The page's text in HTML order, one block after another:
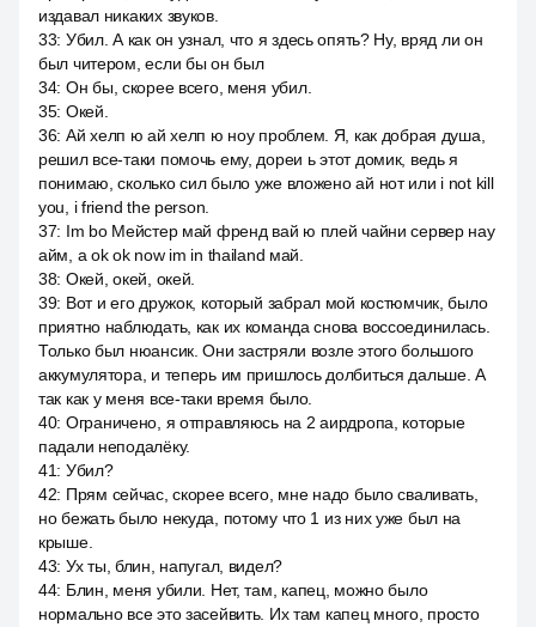
издавал никаких звуков.
33: Убил. А как он узнал, что я здесь опять? Ну, вряд ли он
был читером, если бы он был
34: Он бы, скорее всего, меня убил.
35: Окей.
36: Ай хелп ю ай хелп ю ноу проблем. Я, как добрая душа,
решил все-таки помочь ему, дореи ь этот домик, ведь я
понимаю, сколько сил было уже вложено ай нот или i not kill
you, i friend the person.
37: Im bo Мейстер май френд вай ю плей чайни сервер нау
айм, а ok ok now im in thailand май.
38: Окей, окей, окей.
39: Вот и его дружок, который забрал мой костюмчик, было
приятно наблюдать, как их команда снова воссоединилась.
Только был нюансик. Они застряли возле этого большого
аккумулятора, и теперь им пришлось долбиться дальше. А
так как у меня все-таки время было.
40: Ограничено, я отправляюсь на 2 аирдропа, которые
падали неподалёку.
41: Убил?
42: Прям сейчас, скорее всего, мне надо было сваливать,
но бежать было некуда, потому что 1 из них уже был на
крыше.
43: Ух ты, блин, напугал, видел?
44: Блин, меня убили. Нет, там, капец, можно было
нормально все это засейвить. Их там капец много, просто